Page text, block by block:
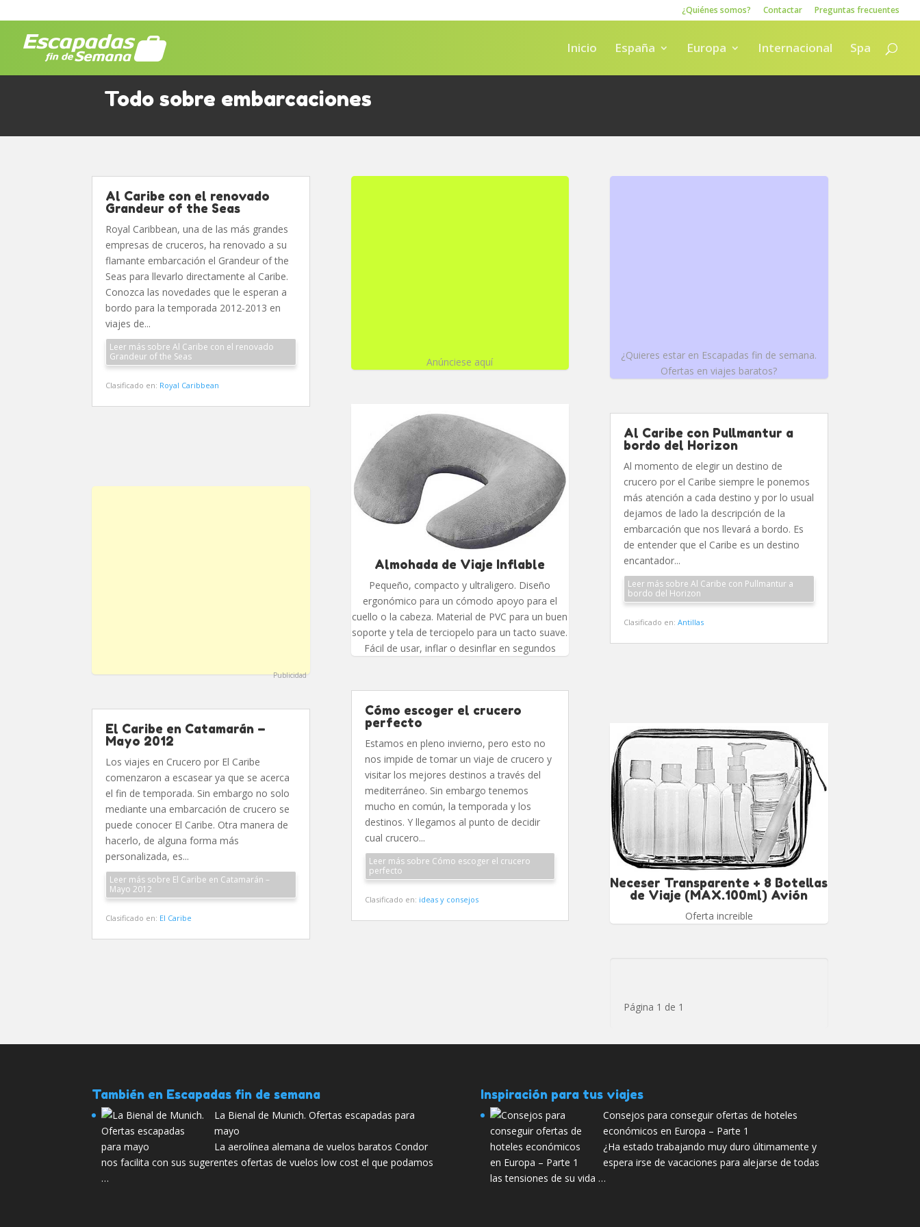
¿Quiénes somos? Contactar Preguntas frecuentes
Inicio España Europa Internacional Spa
Todo sobre embarcaciones
Al Caribe con el renovado
Grandeur of the Seas
Royal Caribbean, una de las más grandes
empresas de cruceros, ha renovado a su
flamante embarcación el Grandeur of the
Seas para llevarlo directamente al Caribe.
Conozca las novedades que le esperan a
bordo para la temporada 2012-2013 en
viajes de...
Leer más sobre Al Caribe con el renovado
Grandeur of the Seas
Clasificado en: Royal Caribbean
Publicidad
El Caribe en Catamarán –
Mayo 2012
Los viajes en Crucero por El Caribe
comenzaron a escasear ya que se acerca
el fin de temporada. Sin embargo no solo
mediante una embarcación de crucero se
puede conocer El Caribe. Otra manera de
hacerlo, de alguna forma más
personalizada, es...
Leer más sobre El Caribe en Catamarán –
Mayo 2012
Clasificado en: El Caribe
Anúnciese aquí
Almohada de Viaje Inflable
Pequeño, compacto y ultraligero. Diseño
ergonómico para un cómodo apoyo para el
cuello o la cabeza. Material de PVC para un buen
soporte y tela de terciopelo para un tacto suave.
Fácil de usar, inflar o desinflar en segundos
Cómo escoger el crucero
perfecto
Estamos en pleno invierno, pero esto no
nos impide de tomar un viaje de crucero y
visitar los mejores destinos a través del
mediterráneo. Sin embargo tenemos
mucho en común, la temporada y los
destinos. Y llegamos al punto de decidir
cual crucero...
Leer más sobre Cómo escoger el crucero
perfecto
Clasificado en: ideas y consejos
¿Quieres estar en Escapadas fin de semana.
Ofertas en viajes baratos?
Al Caribe con Pullmantur a
bordo del Horizon
Al momento de elegir un destino de
crucero por el Caribe siempre le ponemos
más atención a cada destino y por lo usual
dejamos de lado la descripción de la
embarcación que nos llevará a bordo. Es
de entender que el Caribe es un destino
encantador...
Leer más sobre Al Caribe con Pullmantur a
bordo del Horizon
Clasificado en:Antillas
Neceser Transparente + 8 Botellas
de Viaje (MAX.100ml) Avión
Oferta increible
Página 1 de 1
También en Escapadas fin de semana
La Bienal de Munich. Ofertas escapadas para
mayo
La aerolínea alemana de vuelos baratos Condor
nos facilita con sus sugerentes ofertas de vuelos low cost el que podamos
…
Inspiración para tus viajes
Consejos para conseguir ofertas de hoteles
económicos en Europa – Parte 1
¿Ha estado trabajando muy duro últimamente y
espera irse de vacaciones para alejarse de todas
las tensiones de su vida …